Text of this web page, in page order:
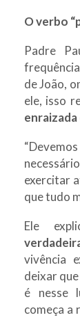
O verbo
Padre
de João,
ele, isso
exercitar
que tudo
Ele
vivência
deixar que
é nesse
começa a